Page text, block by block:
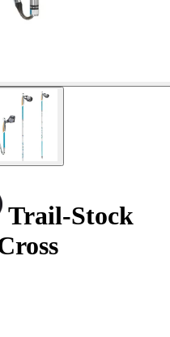
Trail-Stock